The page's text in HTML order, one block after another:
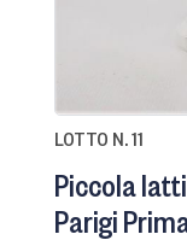
LOTTO N. 11
Piccola
Parigi